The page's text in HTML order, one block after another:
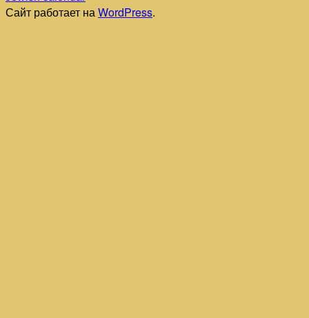
Сайт работает наWordPress.